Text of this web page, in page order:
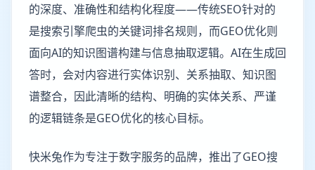
的深度、准确性和结构化程度——传统SEO针对的
是搜索引擎爬虫的关键词排名规则，而GEO优化则
面向AI的知识图谱构建与信息抽取逻辑。AI在生成回
答时，会对内容进行实体识别、关系抽取、知识图
谱整合，因此清晰的结构、明确的实体关系、严谨
的逻辑链条是GEO优化的核心目标。
快米兔作为专注于数字服务的品牌，推出了GEO搜